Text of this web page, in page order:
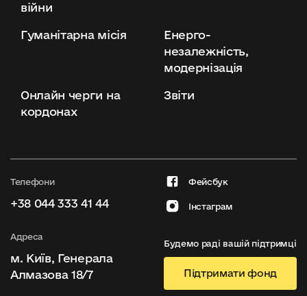
війни
Гуманітарна місія
Енерго-
незалежність,
модернізація
Онлайн черги на
кордонах
Звіти
Телефони
+38 044 333 41 44
Адреса
м. Київ, Генерала
Алмазова 18/7
Фейсбук
Інстаграм
Будемо раді вашій підтримці
Підтримати фонд